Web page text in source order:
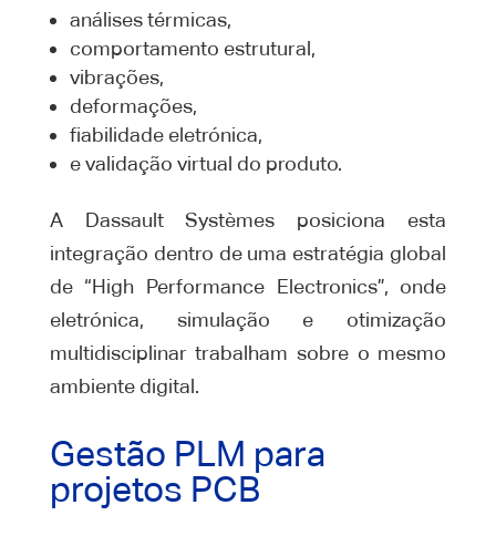
análises térmicas,
comportamento estrutural,
vibrações,
deformações,
fiabilidade eletrónica,
e validação virtual do produto.
A Dassault Systèmes posiciona esta
integração dentro de uma estratégia global
de “High Performance Electronics”, onde
eletrónica, simulação e otimização
multidisciplinar trabalham sobre o mesmo
ambiente digital.
Gestão PLM para
projetos PCB